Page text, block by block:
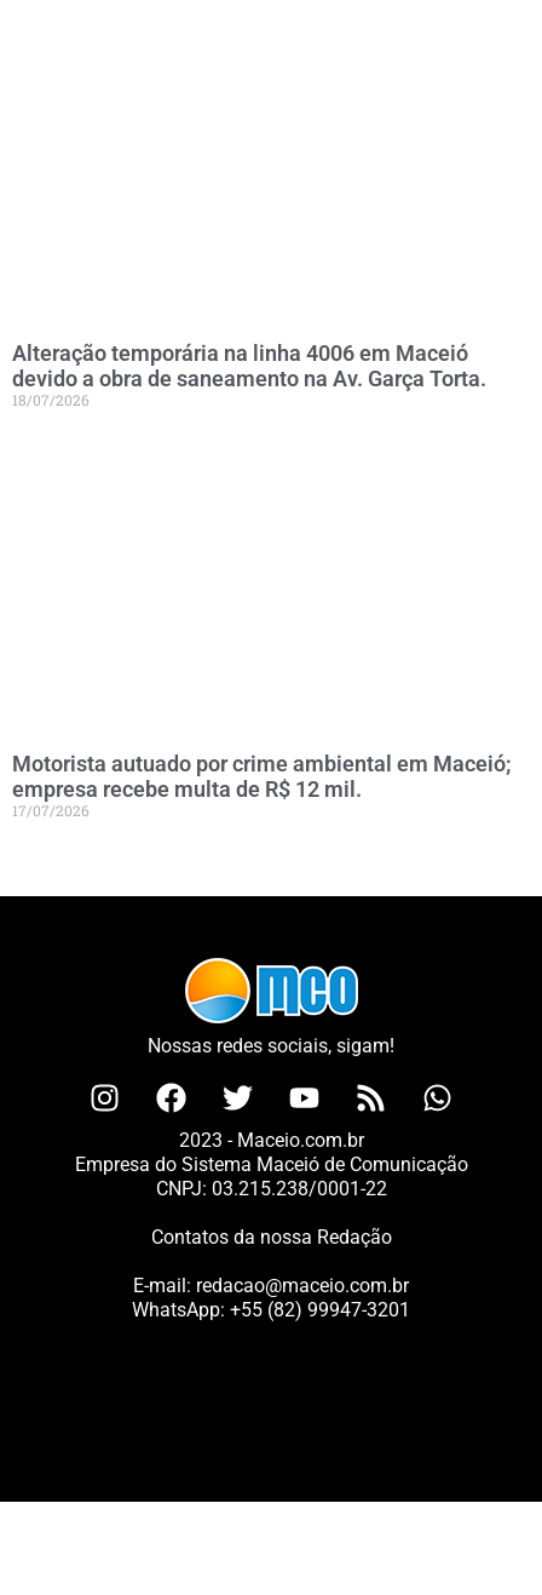
Alteração temporária na linha 4006 em Maceió
devido a obra de saneamento na Av. Garça Torta.
18/07/2026
Motorista autuado por crime ambiental em Maceió;
empresa recebe multa de R$ 12 mil.
17/07/2026
Nossas redes sociais, sigam!
2023 - Maceio.com.br
Empresa do Sistema Maceió de Comunicação
CNPJ: 03.215.238/0001-22
Contatos da nossa Redação
E-mail: redacao@maceio.com.br
WhatsApp: +55 (82) 99947-3201